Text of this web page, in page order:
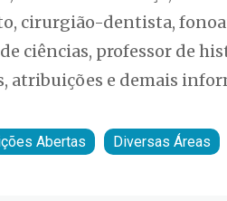
cirurgião-dentista,
ciências, professor de
atribuições e demais
Abertas Diversas Áreas